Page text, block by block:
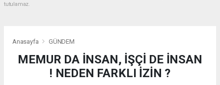
tutulamaz.
Anasayfa GÜNDEM
MEMUR DA İNSAN, İŞÇİ DE İNSAN
! NEDEN FARKLI İZİN ?